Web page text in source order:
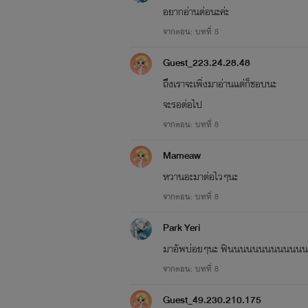
อยากอ่านต่อนะค่ะ
จากตอน: บทที่ 8
Guest_223.24.28.48
ถึึงเราจะเพิ่งมาอ่านแต่ก็ชอบนะ
จะรอต่อไป
จากตอน: บทที่ 8
Mameaw
หวานอะมาต่อไวๆนะ
จากตอน: บทที่ 8
Park Yeri
มาอัพบ่อยๆนะ ฟินนนนนนนนนนนน
จากตอน: บทที่ 8
Guest_49.230.210.175